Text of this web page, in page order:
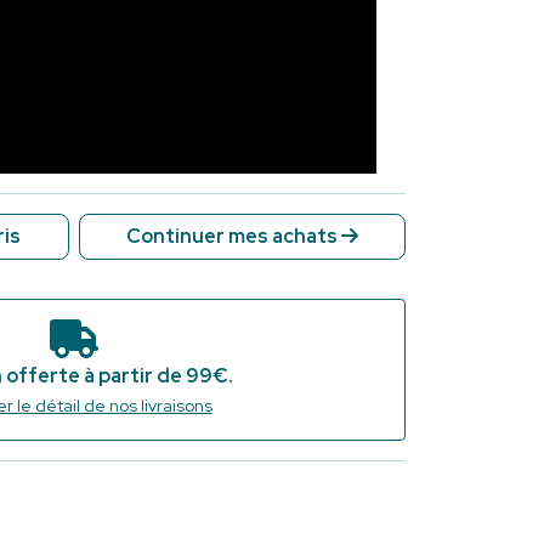
du kit manucure : en acier
offre une coupe nette et parfaite des
Continuer mes achats
offerte à partir de 99€.
le détail de nos livraisons